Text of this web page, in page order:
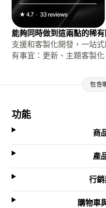
能夠同時做到這兩點的稀
支援和客製化開發，一站
有事宜：更新、主題客製
包含
功能
商
產
行
購物車